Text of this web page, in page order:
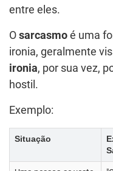
entre eles.
O sarcasmo é uma
ironia, geralmente
ironia, por sua vez,
hostil.
Exemplo:
Situação